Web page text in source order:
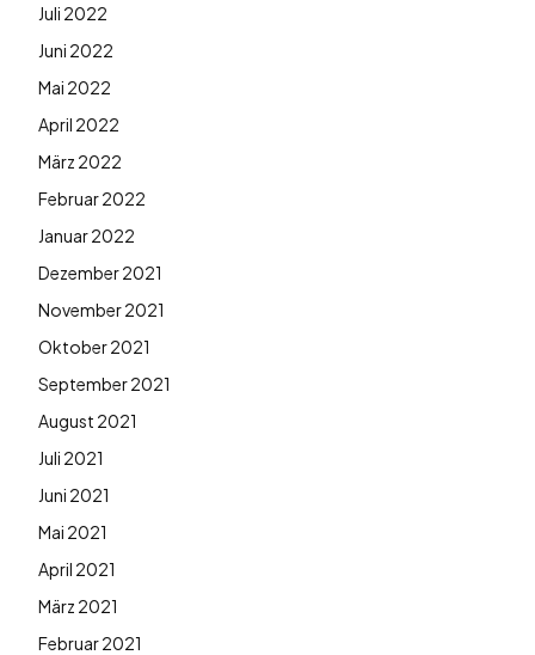
Juli 2022
Juni 2022
Mai 2022
April 2022
März 2022
Februar 2022
Januar 2022
Dezember 2021
November 2021
Oktober 2021
September 2021
August 2021
Juli 2021
Juni 2021
Mai 2021
April 2021
März 2021
Februar 2021